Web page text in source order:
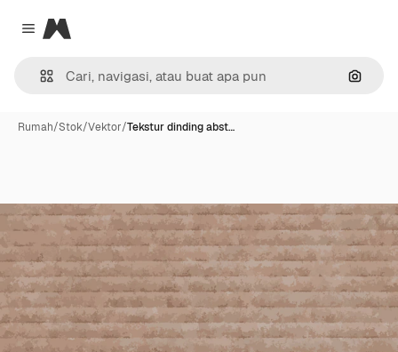
Close menu
Magnific
Rumah/Stok/Vektor/Tekstur dinding abst…